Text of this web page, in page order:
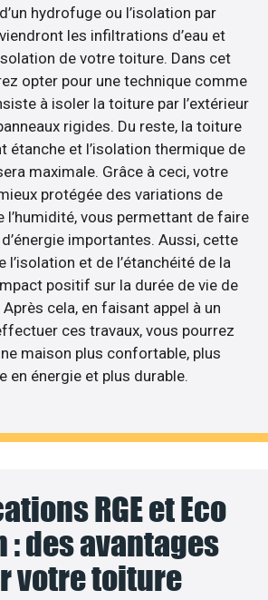
hydrofuge ou l’isolation par
les infiltrations d’eau et
de votre toiture. Dans cet
opter pour une technique comme
à isoler la toiture par l’extérieur
rigides. Du reste, la toiture
étanche et l’isolation thermique de
maximale. Grâce à ceci, votre
protégée des variations de
l’humidité, vous permettant de faire
importantes. Aussi, cette
l’isolation et de l’étanchéité de la
positif sur la durée de vie de
cela, en faisant appel à un
ces travaux, vous pourrez
maison plus confortable, plus
en énergie et plus durable.
RGE et Eco
: des avantages
votre toiture